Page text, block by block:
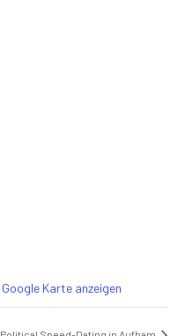
Google Karte anzeigen